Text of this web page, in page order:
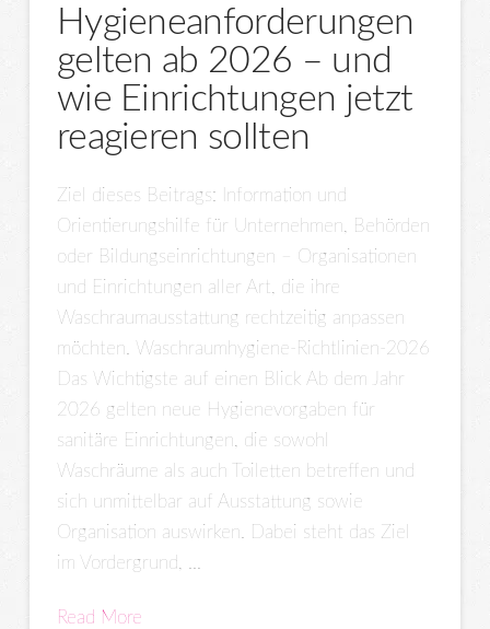
Hygieneanforderungen
gelten ab 2026 – und
wie Einrichtungen jetzt
reagieren sollten
Ziel dieses Beitrags: Information und
Orientierungshilfe für Unternehmen, Behörden
oder Bildungseinrichtungen – Organisationen
und Einrichtungen aller Art, die ihre
Waschraumausstattung rechtzeitig anpassen
möchten. Waschraumhygiene-Richtlinien-2026
Das Wichtigste auf einen Blick Ab dem Jahr
2026 gelten neue Hygienevorgaben für
sanitäre Einrichtungen, die sowohl
Waschräume als auch Toiletten betreffen und
sich unmittelbar auf Ausstattung sowie
Organisation auswirken. Dabei steht das Ziel
im Vordergrund, …
Read More